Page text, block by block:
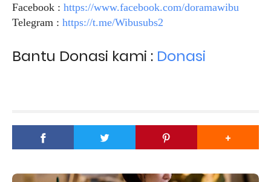
Facebook : https://www.facebook.com/doramawibu
Telegram : https://t.me/Wibusubs2
Bantu Donasi kami : Donasi